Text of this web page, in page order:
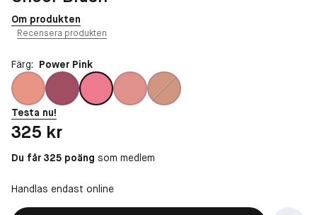
Om produkten
Recensera produkten
Färg: Power Pink
Testa nu!
Pris: 325 kr
325 kr
Du får 325 poäng som medlem
Handlas endast online